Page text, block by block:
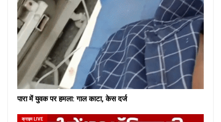
पारा में युवक पर हमला: गाल काटा, केस दर्ज
क्राइम LIVE